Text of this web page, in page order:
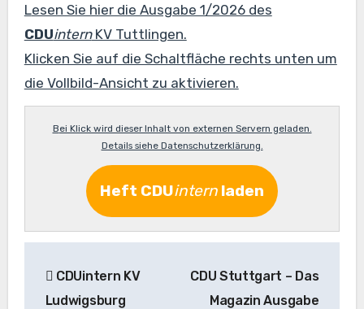
Lesen Sie hier die Ausgabe 1/2026 des
CDUinternKV Tuttlingen.
Klicken Sie auf die Schaltfläche rechts unten um
die Vollbild-Ansicht zu aktivieren.
Bei Klick wird dieser Inhalt von externen Servern geladen.
Details siehe Datenschutzerklärung.
Heft CDUintern laden
CDUintern KV
Ludwigsburg
CDU Stuttgart – Das
Magazin Ausgabe